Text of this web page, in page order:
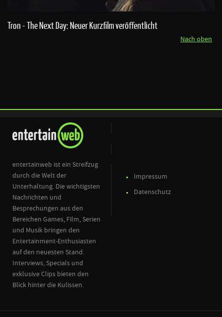
Tron - The Next Day: Neuer Kurzfilm veröffentlicht
Nach oben
entertainweb ist ein Streifzug
durch die Welt der
Unterhaltung. Die wichtigsten
Nachrichten und
Besprechungen aus den
Bereichen Games, Film, Serien
und Musik bringen den
Entertainment-Enthusiasten
auf den neuesten Stand.
Interviews, Specials und
exklusive Clips bieten den
Blick hinter die Kulissen.
Impressum
Datenschutz